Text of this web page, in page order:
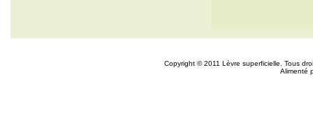
Copyright © 2011 Lèvre superficielle. Tous
Alimenté